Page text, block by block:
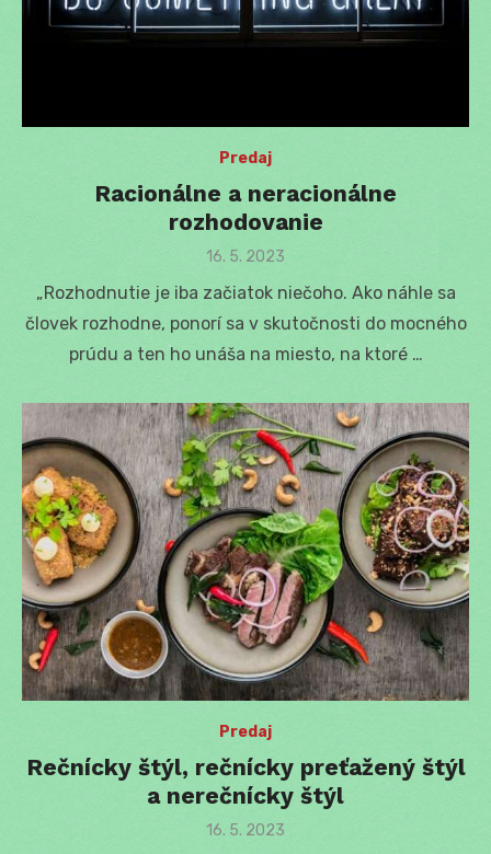
Predaj
Racionálne a neracionálne
rozhodovanie
Posted
16. 5. 2023
„Rozhodnutie je iba začiatok niečoho. Ako náhle sa
človek rozhodne, ponorí sa v skutočnosti do mocného
prúdu a ten ho unáša na miesto, na ktoré …
Predaj
Rečnícky štýl, rečnícky preťažený štýl
a nerečnícky štýl
Posted
16. 5. 2023